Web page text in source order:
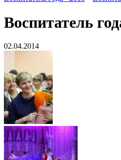
Воспитатель
02.04.2014